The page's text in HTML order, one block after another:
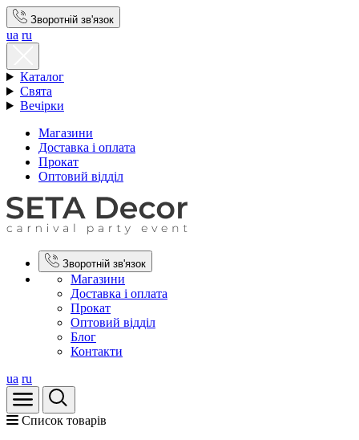
Зворотній зв'язок
ua ru
Каталог
Свята
Вечірки
Магазини
Доставка і оплата
Прокат
Оптовий відділ
Зворотній зв'язок
Магазини
Доставка і оплата
Прокат
Оптовий відділ
Блог
Контакти
ua ru
Список товарів